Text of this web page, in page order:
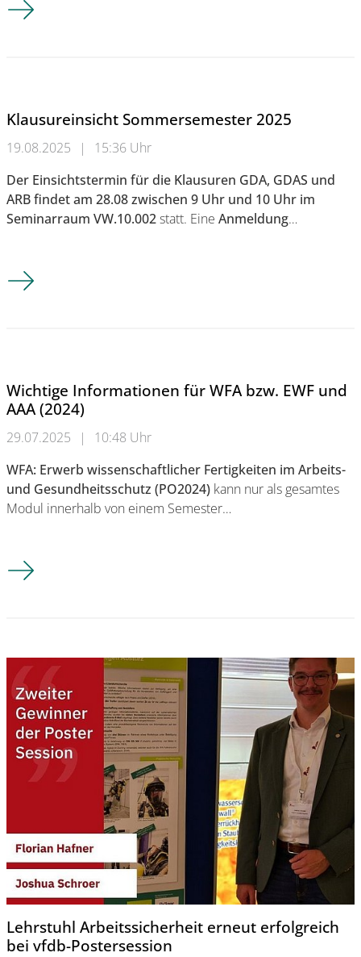
Klausureinsicht Sommersemester 2025
19.08.2025 |
15:36 Uhr
Der Einsichtstermin für die Klausuren GDA, GDAS und
ARB findet am 28.08 zwischen 9 Uhr und 10 Uhr im
Seminarraum VW.10.002statt. Eine Anmeldung…
Klausureinsicht Sommersemester 2025
Wichtige Informationen für WFA bzw. EWF und
AAA (2024)
29.07.2025 |
10:48 Uhr
WFA: Erwerb wissenschaftlicher Fertigkeiten im Arbeits-
und Gesundheitsschutz (PO2024) kann nur als gesamtes
Modul innerhalb von einem Semester…
Wichtige Informationen für WFA bzw. EWF und AAA (2024)
Lehrstuhl Arbeitssicherheit erneut erfolgreich
bei vfdb-Postersession